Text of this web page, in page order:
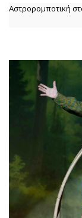
Αστρορομποτική